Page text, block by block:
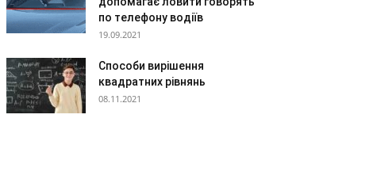
по телефону водіїв
19.09.2021
Способи вирішення
квадратних рівнянь
08.11.2021